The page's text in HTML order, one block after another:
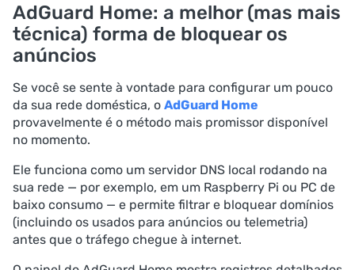
AdGuard Home: a melhor (mas mais
técnica) forma de bloquear os
anúncios
Se você se sente à vontade para configurar um pouco
da sua rede doméstica, o AdGuard Home
provavelmente é o método mais promissor disponível
no momento.
Ele funciona como um servidor DNS local rodando na
sua rede — por exemplo, em um Raspberry Pi ou PC de
baixo consumo — e permite filtrar e bloquear domínios
(incluindo os usados para anúncios ou telemetria)
antes que o tráfego chegue à internet.